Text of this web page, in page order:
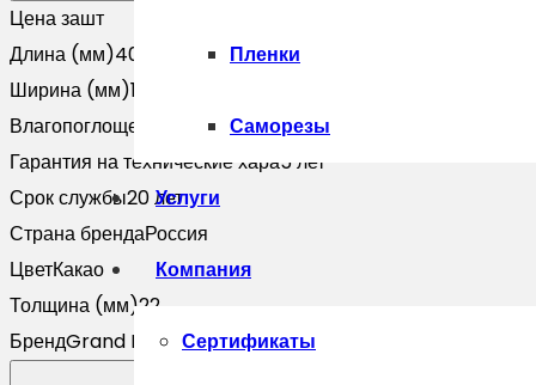
Пленки
Саморезы
Услуги
Компания
Сертификаты
Цена зашт
Длина (мм)4000
Ширина (мм)140
Влагопоглощение
менее 1%
Гарантия на технические хара5 лет
Срок службы20 лет
Страна брендаРоссия
ЦветКакао
Толщина (мм)22
БрендGrand Line